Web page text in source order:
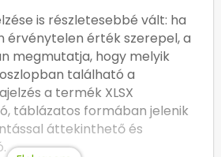
is részletesebbé vált: ha
érvénytelen érték szerepel, a
megmutatja, hogy melyik
található a
a termék XLSX
táblázatos formában jelenik
áttekinthető és